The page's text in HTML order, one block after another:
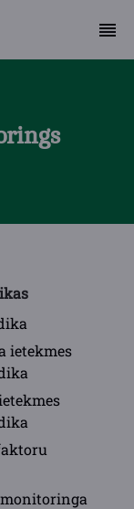
ietekmes